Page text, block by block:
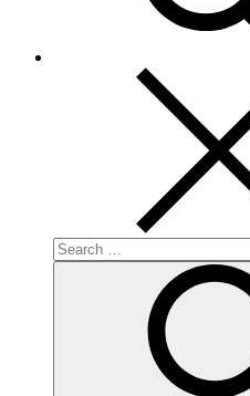
Search
for: